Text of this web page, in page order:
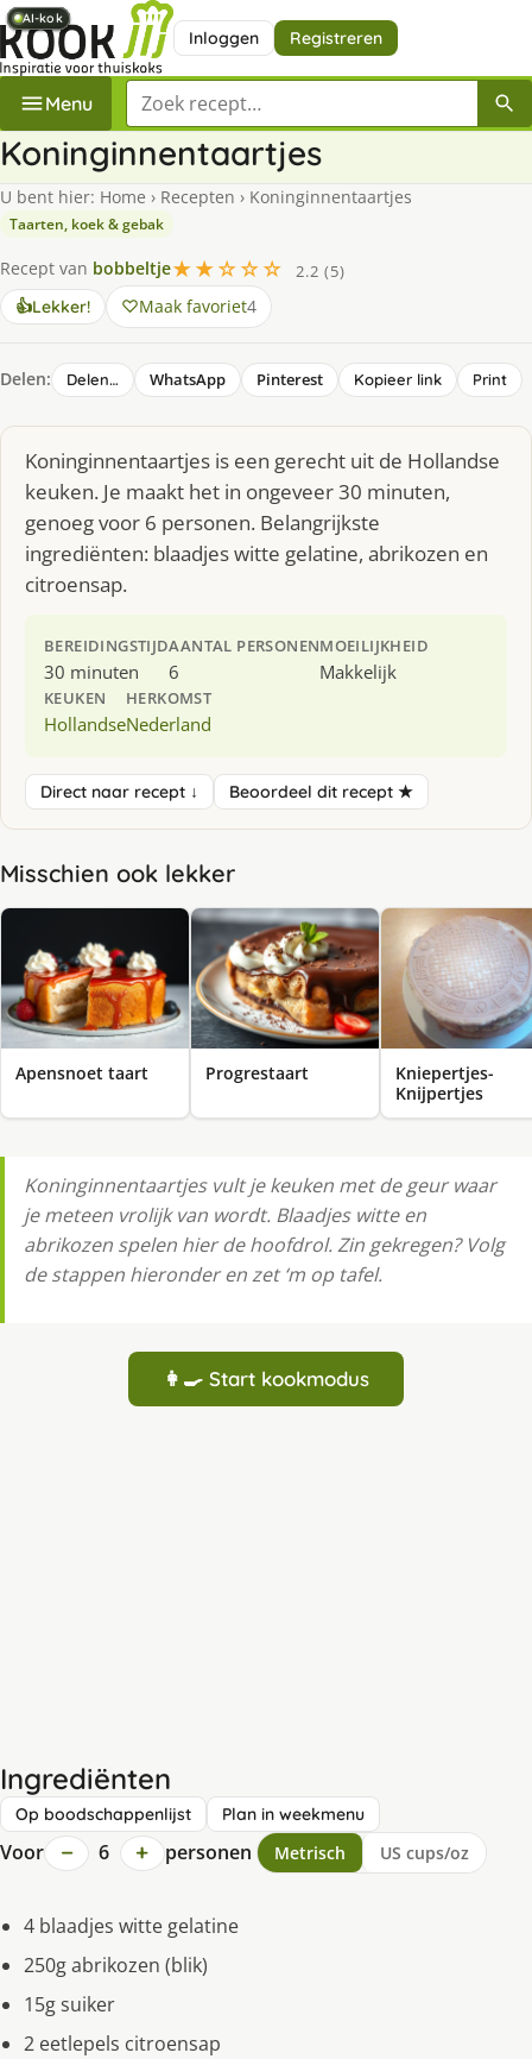
Inloggen Registreren
Menu Zoek een recept
Koninginnentaartjes
U bent hier: Home › Recepten › Koninginnentaartjes
Taarten, koek & gebak
Recept van bobbeltje★★☆☆☆
2.2 (5)
👍Lekker! Maak favoriet4
Delen: Delen… WhatsApp Pinterest Kopieer link Print
Koninginnentaartjes is een gerecht uit de Hollandse
keuken. Je maakt het in ongeveer 30 minuten,
genoeg voor 6 personen. Belangrijkste
ingrediënten: blaadjes witte gelatine, abrikozen en
citroensap.
BEREIDINGSTIJD
30 minuten
AANTAL PERSONEN
6
MOEILIJKHEID
Makkelijk
KEUKEN
Hollandse
HERKOMST
Nederland
Direct naar recept ↓ Beoordeel dit recept ★
Misschien ook lekker
AI-kok
Apensnoet taart
AI-kok
Progrestaart
Kniepertjes-
Knijpertjes
AI-kok
AI-kok
AI-kok
AI-kok
AI-kok
Koninginnentaartjes vult je keuken met de geur waar
je meteen vrolijk van wordt. Blaadjes witte en
abrikozen spelen hier de hoofdrol. Zin gekregen? Volg
de stappen hieronder en zet ‘m op tafel.
👩‍🍳 Start kookmodus
Ingrediënten
Op boodschappenlijst Plan in weekmenu
Voor − 6 + personen Metrisch US cups/oz
4 blaadjes witte gelatine
250g abrikozen (blik)
15g suiker
2 eetlepels citroensap